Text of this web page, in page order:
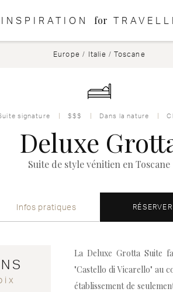
INSPIRATION for
Europe / Italie /Toscane
signature $$$ Dans la nature
Deluxe
Suite de style vénitien en Toscane
Infos pratiques RÉSERVER
La Deluxe Grotta Suite
"Castello di Vicarello" au
établissement de